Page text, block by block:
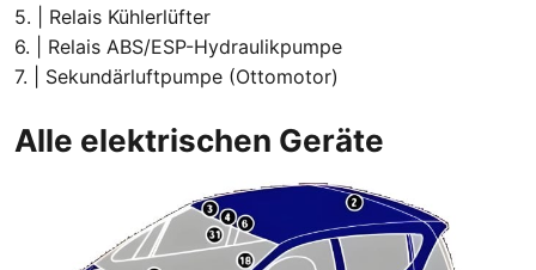
5. | Relais Kühlerlüfter
6. | Relais ABS/ESP-Hydraulikpumpe
7. | Sekundärluftpumpe (Ottomotor)
Alle elektrischen Geräte